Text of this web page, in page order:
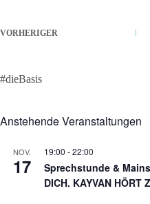
VORHERIGER
#dieBasis
Anstehende Veranstaltungen
NOV.
17
19:00 -22:00
Sprechstunde &
DICH. KAYVAN HÖRT